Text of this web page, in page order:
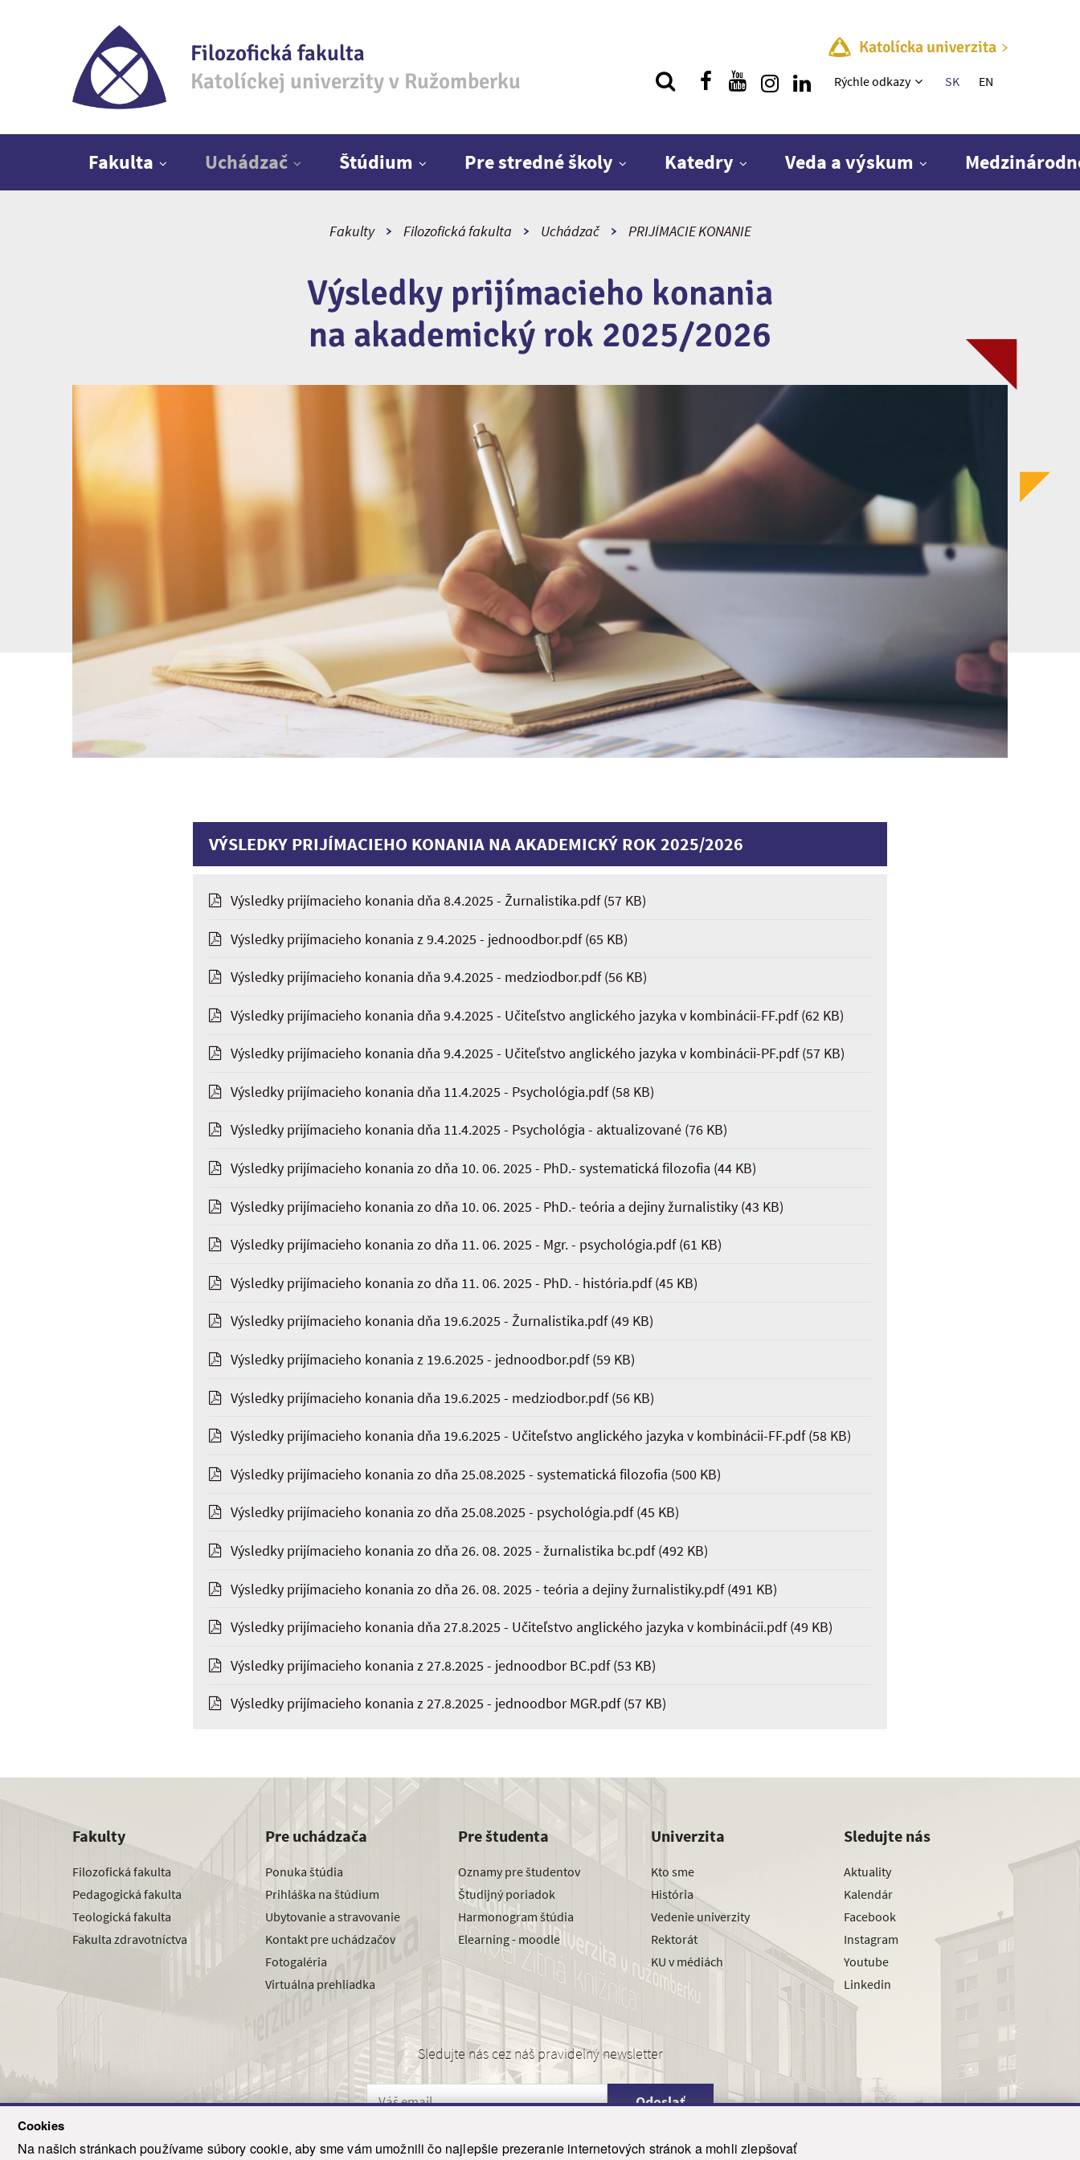
Cookies
Na našich stránkach používame súbory cookie, aby sme vám umožnili čo najlepšie prezeranie internetových stránok a mohli zlepšovať
Filozofická fakulta
Katolíckej univerzity v Ružomberku
Katolícka univerzita
Rýchle menu
Rýchle odkazy SK EN
Fakulta Uchádzač Štúdium Pre stredné školy Katedry Veda a výskum
Fakulty Filozofická fakulta Uchádzač PRIJÍMACIE KONANIE
Výsledky prijímacieho konania
na akademický rok 2025/2026
VÝSLEDKY PRIJÍMACIEHO KONANIA NA AKADEMICKÝ ROK 2025/2026
Výsledky prijímacieho konania dňa 8.4.2025 - Žurnalistika.pdf(57 KB)
Výsledky prijímacieho konania z 9.4.2025 - jednoodbor.pdf(65 KB)
Výsledky prijímacieho konania dňa 9.4.2025 - medziodbor.pdf(56 KB)
Výsledky prijímacieho konania dňa 9.4.2025 - Učiteľstvo anglického jazyka v kombinácii-FF.pdf(62 KB)
Výsledky prijímacieho konania dňa 9.4.2025 - Učiteľstvo anglického jazyka v kombinácii-PF.pdf(57 KB)
Výsledky prijímacieho konania dňa 11.4.2025 - Psychológia.pdf(58 KB)
Výsledky prijímacieho konania dňa 11.4.2025 - Psychológia - aktualizované (76 KB)
Výsledky prijímacieho konania zo dňa 10. 06. 2025 - PhD.- systematická filozofia (44 KB)
Výsledky prijímacieho konania zo dňa 10. 06. 2025 - PhD.- teória a dejiny žurnalistiky (43 KB)
Výsledky prijímacieho konania zo dňa 11. 06. 2025 - Mgr. - psychológia.pdf(61 KB)
Výsledky prijímacieho konania zo dňa 11. 06. 2025 - PhD. - história.pdf(45 KB)
Výsledky prijímacieho konania dňa 19.6.2025 - Žurnalistika.pdf(49 KB)
Výsledky prijímacieho konania z 19.6.2025 - jednoodbor.pdf(59 KB)
Výsledky prijímacieho konania dňa 19.6.2025 - medziodbor.pdf(56 KB)
Výsledky prijímacieho konania dňa 19.6.2025 - Učiteľstvo anglického jazyka v kombinácii-FF.pdf(58 KB)
Výsledky prijímacieho konania zo dňa 25.08.2025 - systematická filozofia (500 KB)
Výsledky prijímacieho konania zo dňa 25.08.2025 - psychológia.pdf(45 KB)
Výsledky prijímacieho konania zo dňa 26. 08. 2025 - žurnalistika bc.pdf(492 KB)
Výsledky prijímacieho konania zo dňa 26. 08. 2025 - teória a dejiny žurnalistiky.pdf(491 KB)
Výsledky prijímacieho konania dňa 27.8.2025 - Učiteľstvo anglického jazyka v kombinácii.pdf(49 KB)
Výsledky prijímacieho konania z 27.8.2025 - jednoodbor BC.pdf(53 KB)
Výsledky prijímacieho konania z 27.8.2025 - jednoodbor MGR.pdf(57 KB)
Fakulty
Filozofická fakulta
Pedagogická fakulta
Teologická fakulta
Fakulta zdravotníctva
Pre uchádzača
Ponuka štúdia
Prihláška na štúdium
Ubytovanie a stravovanie
Kontakt pre uchádzačov
Fotogaléria
Virtuálna prehliadka
Pre študenta
Oznamy pre študentov
Študijný poriadok
Harmonogram štúdia
Elearning - moodle
Univerzita
Kto sme
História
Vedenie univerzity
Rektorát
KU v médiách
Sledujte nás
Aktuality
Kalendár
Facebook
Instagram
Youtube
Linkedin
Sledujte nás cez náš pravidelný newsletter
Odoslať